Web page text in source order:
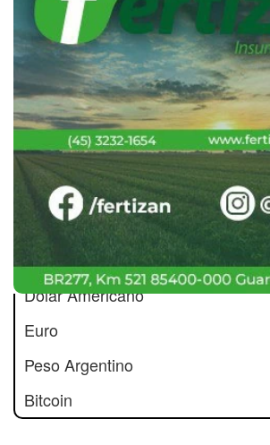
Cotações
Dólar Americano
Euro
Peso Argentino
Bitcoin